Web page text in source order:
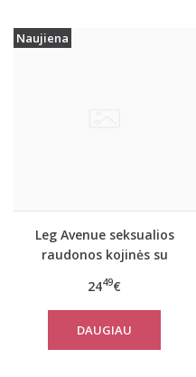
Naujiena
Leg Avenue seksualios
raudonos kojinės su
2449€
DAUGIAU